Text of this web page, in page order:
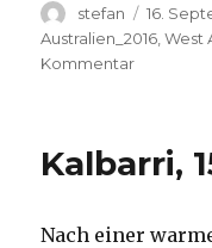
Autor
stefan
am
16.
Australien_2016 ,West
Kommentarzu
Kalbarri,
Nach einer